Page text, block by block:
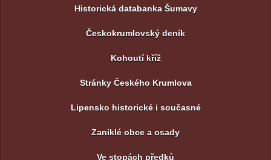
Historická databanka Šumavy
Českokrumlovský deník
Kohoutí kříž
Stránky Českého Krumlova
Lipensko historické i současné
Zaniklé obce a osady
Ve stopách předků